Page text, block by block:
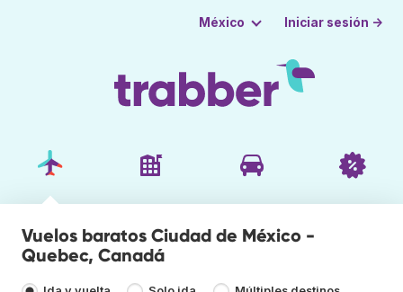
México Iniciar sesión →
Vuelos baratos Ciudad de México -
Quebec, Canadá